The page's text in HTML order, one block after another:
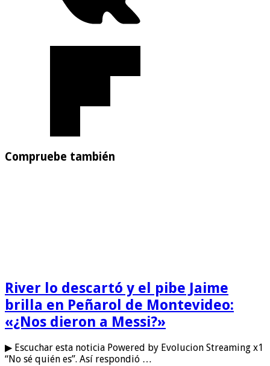
Compruebe también
River lo descartó y el pibe Jaime
brilla en Peñarol de Montevideo:
«¿Nos dieron a Messi?»
▶ Escuchar esta noticia Powered by Evolucion Streaming x1
“No sé quién es”. Así respondió …